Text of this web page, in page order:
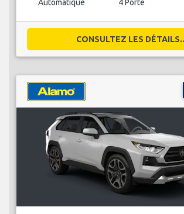
Automatique 4 Porte
CONSULTEZ LES